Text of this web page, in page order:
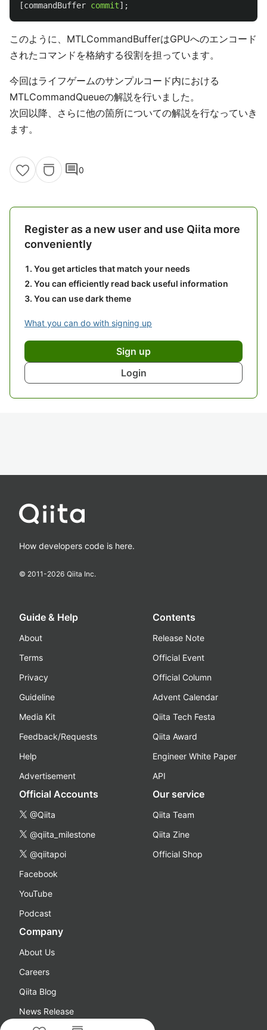
[commandBuffer commit];
このように、MTLCommandBufferはGPUへのエンコード
されたコマンドを格納する役割を担っています。
今回はライフゲームのサンプルコード内における
MTLCommandQueueの解説を行いました。
次回以降、さらに他の箇所についての解説を行なっていき
ます。
comment0
Register as a new user and use Qiita more
conveniently
You get articles that match your needs
You can efficiently read back useful information
You can use dark theme
What you can do with signing up
Sign up
Login
How developers code is here.
© 2011-2026 Qiita Inc.
Guide & Help
About
Terms
Privacy
Guideline
Media Kit
Feedback/Requests
Help
Advertisement
Contents
Release Note
Official Event
Official Column
Advent Calendar
Qiita Tech Festa
Qiita Award
Engineer White Paper
API
Official Accounts
@Qiita
@qiita_milestone
@qiitapoi
Facebook
YouTube
Podcast
Our service
Qiita Team
Qiita Zine
Official Shop
Company
About Us
Careers
Qiita Blog
News Release